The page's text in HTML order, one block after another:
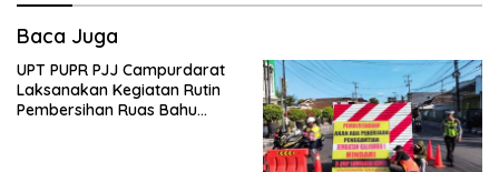
Baca Juga
UPT PUPR PJJ Campurdarat
Laksanakan Kegiatan Rutin
Pembersihan Ruas Bahu